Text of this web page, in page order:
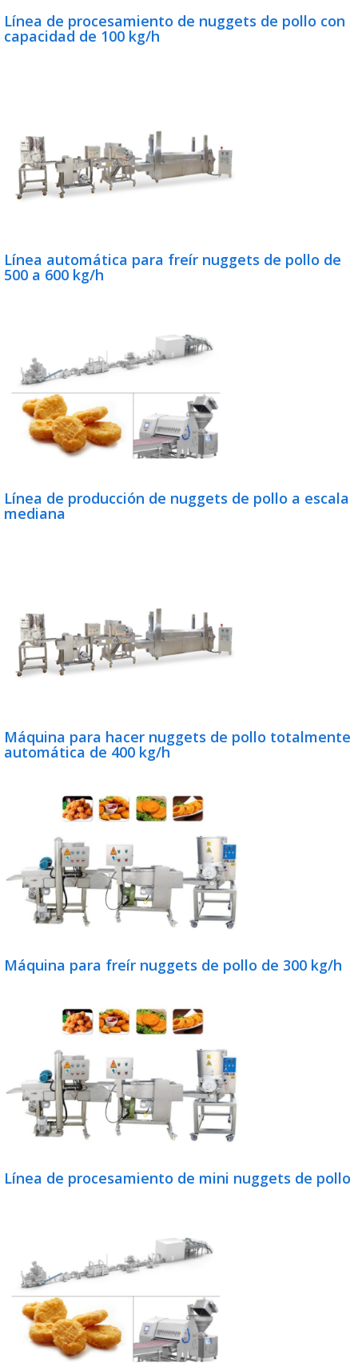
Línea de procesamiento de nuggets de pollo con
capacidad de 100 kg/h
Línea automática para freír nuggets de pollo de
500 a 600 kg/h
Línea de producción de nuggets de pollo a escala
mediana
Máquina para hacer nuggets de pollo totalmente
automática de 400 kg/h
Máquina para freír nuggets de pollo de 300 kg/h
Línea de procesamiento de mini nuggets de pollo